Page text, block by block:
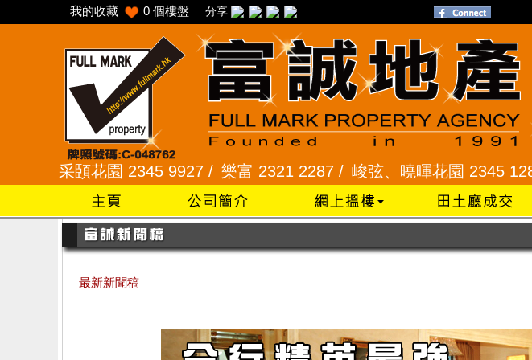
我的收藏 0 個樓盤 分享
園 2345 9927 / 樂富 2321 2287 / 峻弦、曉暉花園 2345 1286 / 威豪花
最新新聞稿